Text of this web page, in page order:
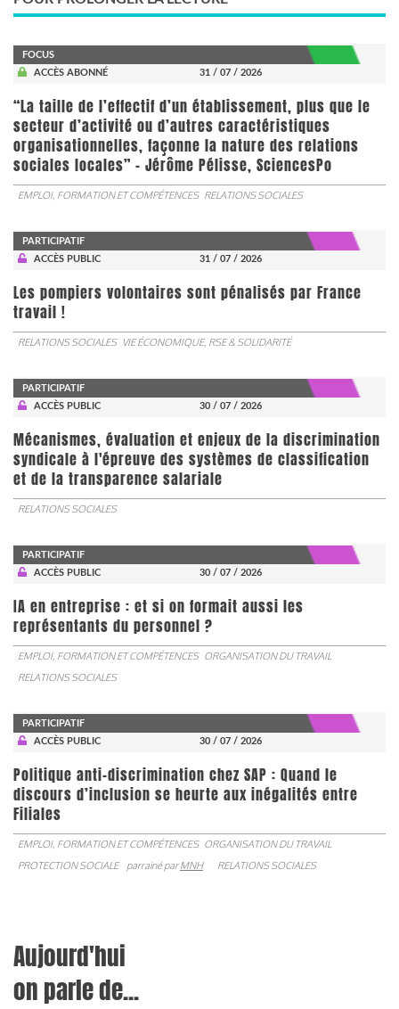
FOCUS
ACCÈS ABONNÉ
31 / 07 / 2026
“La taille de l’effectif d’un établissement, plus que le
secteur d’activité ou d’autres caractéristiques
organisationnelles, façonne la nature des relations
sociales locales” - Jérôme Pélisse, SciencesPo
EMPLOI, FORMATION ET COMPÉTENCES RELATIONS SOCIALES
PARTICIPATIF
ACCÈS PUBLIC
31 / 07 / 2026
Les pompiers volontaires sont pénalisés par France
travail !
RELATIONS SOCIALES VIE ÉCONOMIQUE, RSE & SOLIDARITÉ
PARTICIPATIF
ACCÈS PUBLIC
30 / 07 / 2026
Mécanismes, évaluation et enjeux de la discrimination
syndicale à l'épreuve des systèmes de classification
et de la transparence salariale
RELATIONS SOCIALES
PARTICIPATIF
ACCÈS PUBLIC
30 / 07 / 2026
IA en entreprise : et si on formait aussi les
représentants du personnel ?
EMPLOI, FORMATION ET COMPÉTENCES ORGANISATION DU TRAVAIL
RELATIONS SOCIALES
PARTICIPATIF
ACCÈS PUBLIC
30 / 07 / 2026
Politique anti-discrimination chez SAP : Quand le
discours d’inclusion se heurte aux inégalités entre
Filiales
EMPLOI, FORMATION ET COMPÉTENCES ORGANISATION DU TRAVAIL
PROTECTION SOCIALE
parrainé parMNH RELATIONS SOCIALES
Aujourd'hui
on parle de...